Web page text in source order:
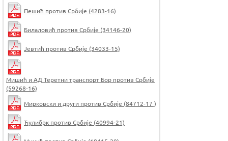
Пешић против Србије (4283-16)
Билаловић против Србије (34146-20)
Јевтић против Србије (34033-15)
Мишић и АД Теретни транспорт Бор против Србије
(59268-16)
Мирковски и други против Србије (84712-17 )
Ћулибрк против Србије (40994-21)